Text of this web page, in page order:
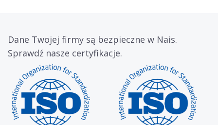
Dane Twojej firmy są bezpieczne w Nais.
Sprawdź nasze certyfikacje.